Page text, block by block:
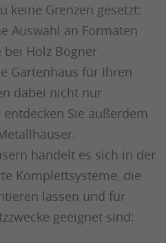
keine Grenzen gesetzt:
Auswahl an Formaten
bei Holz Bögner
Gartenhaus für Ihren
dabei nicht nur
Sie außerdem
handelt es sich in der
Komplettsysteme, die
lassen und für
geeignet sind: